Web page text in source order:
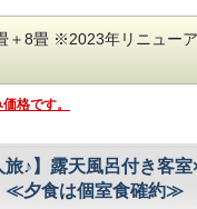
夕食/個室食 朝食/会場
ます。
※夕食の最終開始時間
※部屋食ではございま
水菓子 さくらんぼプ
※仕入の状況や季節によ
■ご朝食 ～多々見の朝
多々見の朝食は、“炊き
かりをおいしく食べて
ん定食”です。
「味が豊か」という意味を込め
節の味わいで提供いたします。
（夏のお献立 一例）
食前酒 梅の香り
向 付 日本海の恵み
焚合せ 海鮮冷やし玉〆
＋8畳 ※2023年リニュー
格です。
旅♪】露天風呂付き客
≪夕食は個室食確約≫